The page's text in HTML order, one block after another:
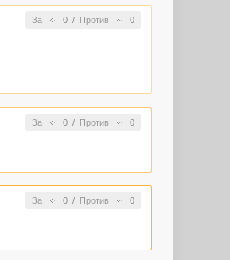
За 0/ Против 0
За 0/ Против 0
За 0/ Против 0